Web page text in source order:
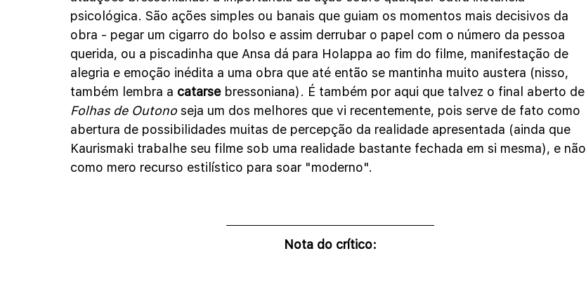
psicológica. São ações simples ou banais que guiam os momentos mais decisivos da
obra - pegar um cigarro do bolso e assim derrubar o papel com o número da pessoa
querida, ou a piscadinha que Ansa dá para Holappa ao fim do filme, manifestação de
alegria e emoção inédita a uma obra que até então se mantinha muito austera (nisso,
também lembra a catarse bressoniana). É também por aqui que talvez o final aberto de
Folhas de Outono seja um dos melhores que vi recentemente, pois serve de fato como
abertura de possibilidades muitas de percepção da realidade apresentada (ainda que
Kaurismaki trabalhe seu filme sob uma realidade bastante fechada em si mesma), e não
como mero recurso estilístico para soar "moderno".
Nota do crítico: